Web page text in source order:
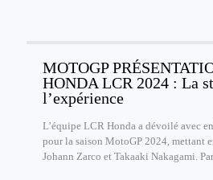
MOTOGP
HONDA LCR 2024 : La
l’expérience
L’équipe LCR Honda a dévoilé avec
pour la saison MotoGP 2024, mettant
Johann Zarco et Takaaki Nakagami. Par